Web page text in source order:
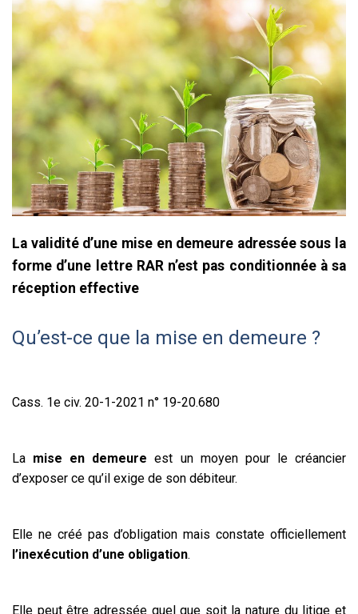
La validité d’une mise en demeure adressée sous la
forme d’une lettre RAR n’est pas conditionnée à sa
réception effective
Qu’est-ce que la mise en demeure ?
Cass. 1e civ. 20-1-2021 n° 19-20.680
La mise en demeure est un moyen pour le créancier
d’exposer ce qu’il exige de son débiteur.
Elle ne créé pas d’obligation mais constate officiellement
l’inexécution d’une obligation.
Elle peut être adressée quel que soit la nature du litige et